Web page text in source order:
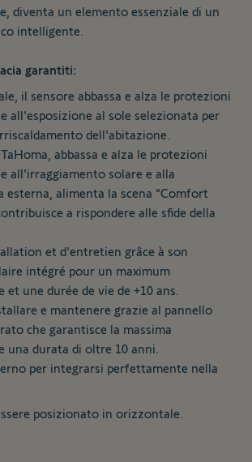
diventa un elemento essenziale di un
intelligente.
garantiti:
il sensore abbassa e alza le protezioni
all'esposizione al sole selezionata per
dell'abitazione.
abbassa e alza le protezioni
all'irraggiamento solare e alla
esterna, alimenta la scena “Comfort
a rispondere alle sfide della
et d'entretien grâce à son
intégré pour un maximum
une durée de vie de +10 ans.
e mantenere grazie al pannello
che garantisce la massima
una durata di oltre 10 anni.
per integrarsi perfettamente nella
posizionato in orizzontale.